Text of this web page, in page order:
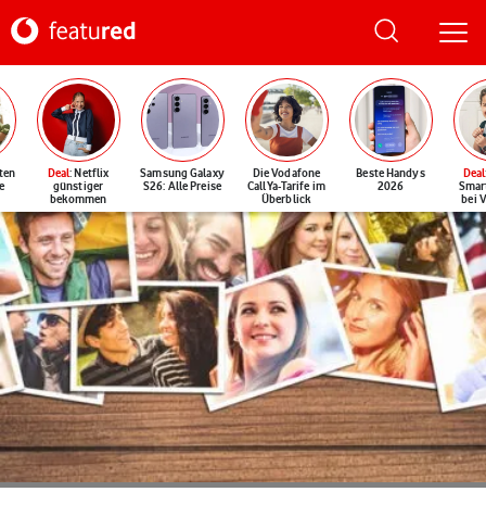
Deal: Netflix
günstiger
bekommen
Samsung Galaxy
S26: Alle Preise
Die Vodafone
CallYa-Tarife im
Überblick
Beste Handys
2026
Deal
bei